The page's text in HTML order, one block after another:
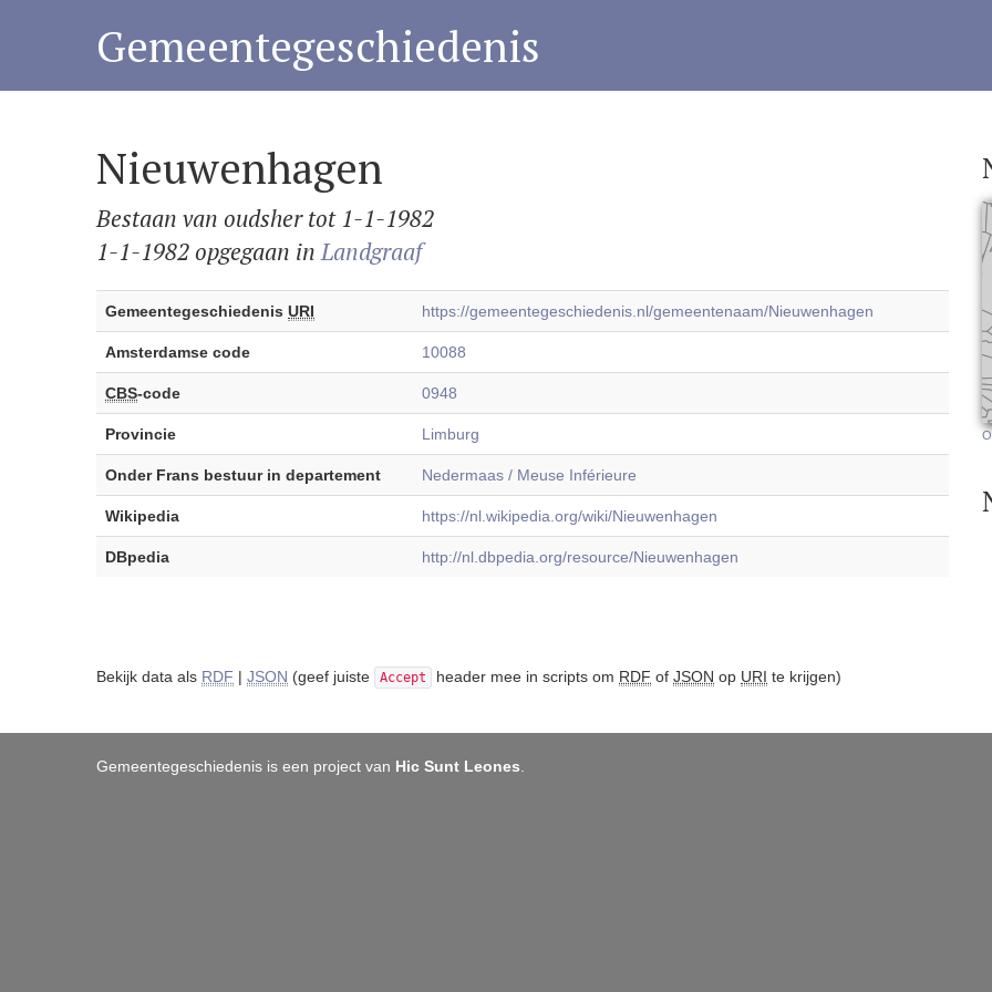
Gemeentegeschiedenis
Nieuwenhagen
Bestaan van oudsher tot 1-1-1982
1-1-1982 opgegaan inLandgraaf
Gemeentegeschiedenis URI https://gemeentegeschiedenis.nl/gemeentenaam/Nieuwenhagen
Amsterdamse code 10088
CBS-code 0948
Provincie Limburg
Onder Frans bestuur in departement Nedermaas / Meuse Inférieure
Wikipedia https://nl.wikipedia.org/wiki/Nieuwenhagen
DBpedia http://nl.dbpedia.org/resource/Nieuwenhagen
Bekijk data als RDF | JSON (geef juiste Accept header mee in scripts om RDF of JSON op URI te krijgen)
Gemeentegeschiedenis is een project van Hic Sunt Leones